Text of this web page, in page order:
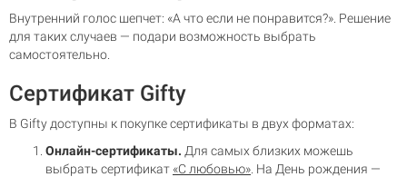
Внутренний голос шепчет: «А что если не понравится?». Решение
для таких случаев — подари возможность выбрать
самостоятельно.
Сертификат Gifty
В Gifty доступны к покупке сертификаты в двух форматах:
Онлайн-сертификаты. Для самых близких можешь
выбрать сертификат «С любовью» . На День рождения —